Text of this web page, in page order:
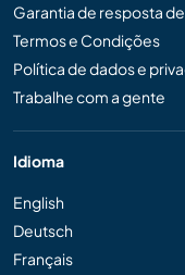
Garantia de resposta
Termos e Condições
Política de dados e
Trabalhe com a gente
Idioma
English
Deutsch
Français